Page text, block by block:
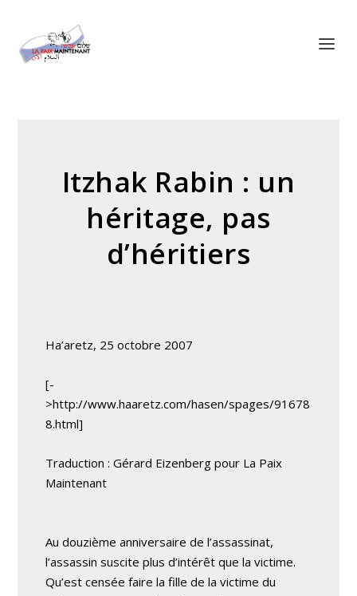
Itzhak Rabin : un
héritage, pas
d’héritiers
Ha’aretz, 25 octobre 2007
[-
>http://www.haaretz.com/hasen/spages/91678
8.html]
Traduction : Gérard Eizenberg pour La Paix
Maintenant
Au douzième anniversaire de l’assassinat,
l’assassin suscite plus d’intérêt que la victime.
Qu’est censée faire la fille de la victime du